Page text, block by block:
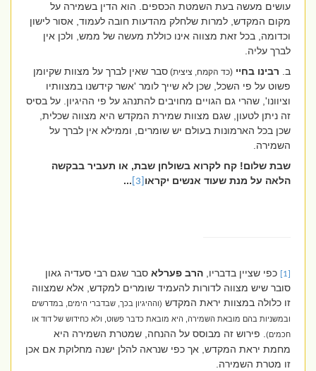
עושים מעשה בעת השמטת הכספים. הוא הדין בשמירה על
מקום המקדש, למרות שלחלק מהדעות חובה לעמוד, אסור לישון
וכדומה, בכל זאת מצווה אינו כוללת מעשה של ממש, ולכן אין
לברך עליה.
ב.רבינו בחיי(כד הקמח, ציצית)סבר שאין לברך על מצוות שקיומן
פשוט על פי השכל, שכן לא שייך לומר 'אשר קידשנו במצוותיו
וציוונו', שהרי גם הגויים מחויבים להתנהג על פי ההיגיון. על בסיס
זה ניתן לטעון, שגם מצוות שמירת המקדש היא מצווה שכלית,
שכן בכל הארמונות בעולם יש שומרים, וממילא אין לברך על
השמירה.
שבת שלום! קח לקרוא בשולחן שבת, או תעביר בבקשה
הלאה על מנת שעוד אנשים יקראו[3]
...
כפי שציין בדבריו,הרב פערלאסבר שגם רבי סעדיה גאון
סובר שיש מצווה לדורות להעמיד שומרים למקדש, אלא שמצווה
זו כלולה במצוות יראת המקדש(וההיגיון בכך, שבדברי הימים, במדרשים
ובמשניות בהם מובאת השמירה, היא מובאת כדבר פשוט, ולא כחידוש של דוד או
חכמים). פירוש זה מבוסס על ההנחה, שמטרת השמירה היא
מחמת יראת המקדש, אך כפי שנראה להלן ישנה מחלוקת אם אכן
זו מטרת השמירה.